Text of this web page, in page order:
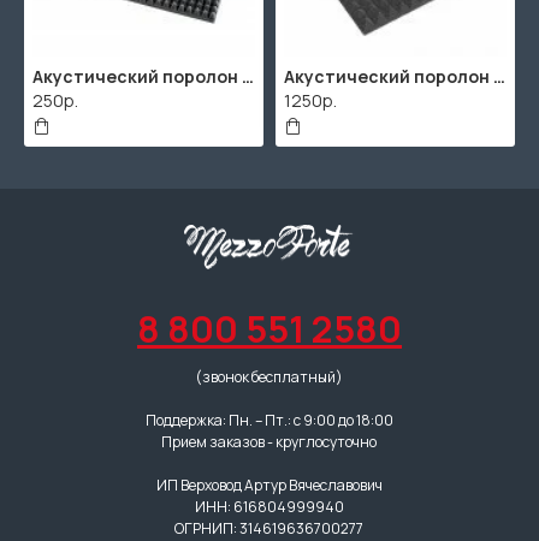
Акустический поролон "Пирамида" / 480x480х30мм / Темно-серый
250р.
Акустический поролон "Пирамида" / 2000х1000мм
1250р.
8 800 551 2580
(звонок бесплатный)
Поддержка: Пн. – Пт.: с 9:00 до 18:00
Прием заказов - круглосуточно
ИП Верховод Артур Вячеславович
ИНН: 616804999940
ОГРНИП: 314619636700277